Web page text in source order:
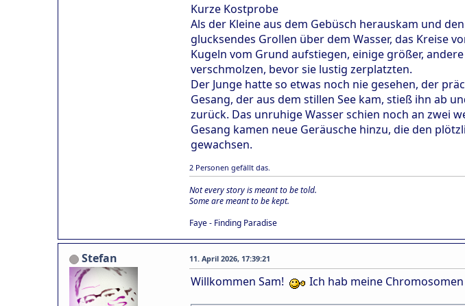
Kurze Kostprobe
Als der Kleine aus dem Gebüsch herauskam und
glucksendes Grollen über dem Wasser, das Kreise
Kugeln vom Grund aufstiegen, einige größer,
verschmolzen, bevor sie lustig zerplatzten.
Der Junge hatte so etwas noch nie gesehen, der
Gesang, der aus dem stillen See kam, stieß ihn ab
zurück. Das unruhige Wasser schien noch an zwei
Gesang kamen neue Geräusche hinzu, die den
gewachsen.
2 Personen gefällt das.
Not every story is meant to be told.
Some are meant to be kept.
Faye - Finding Paradise
Stefan 11. April 2026, 17:39:21
Willkommen Sam! Ich hab meine